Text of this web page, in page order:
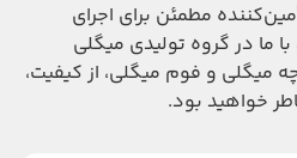
مطمئن برای اجرای
ما در گروه تولیدی میگلی
میگلی و فوم میگلی، از کیفیت،
خواهید بود.